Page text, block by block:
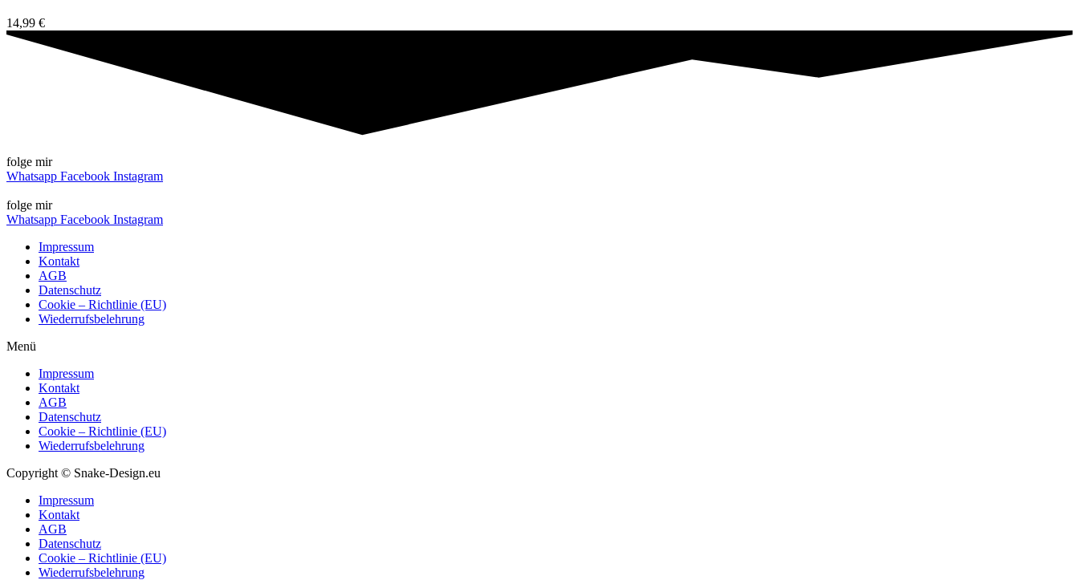
14,99 €
folge mir
Whatsapp Facebook Instagram
folge mir
Whatsapp Facebook Instagram
Impressum
Kontakt
AGB
Datenschutz
Cookie – Richtlinie (EU)
Wiederrufsbelehrung
Menü
Impressum
Kontakt
AGB
Datenschutz
Cookie – Richtlinie (EU)
Wiederrufsbelehrung
Copyright © Snake-Design.eu
Impressum
Kontakt
AGB
Datenschutz
Cookie – Richtlinie (EU)
Wiederrufsbelehrung